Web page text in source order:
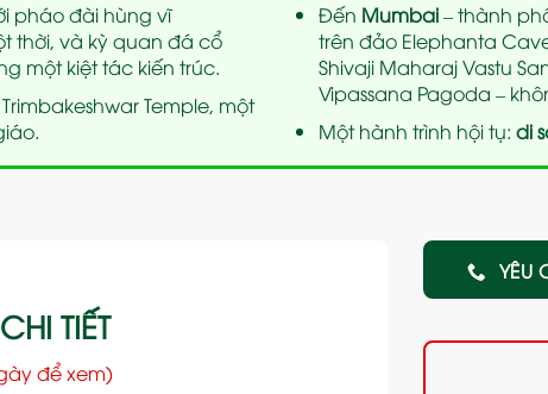
pháo đài hùng vĩ
thời, và kỳ quan đá cổ
một kiệt tác kiến trúc.
Temple, một
Đến Mumbai– thành
trên đảo Elephanta
Shivaji Maharaj Vastu
Vipassana Pagoda –
Một hành trình hội tụ: di
TIẾT
để xem)
YÊU